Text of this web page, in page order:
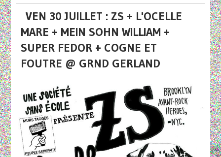
VEN 30 JUILLET : ZS + L'OCELLE
MARE + MEIN SOHN WILLIAM +
SUPER FEDOR + COGNE ET
FOUTRE @ GRND GERLAND